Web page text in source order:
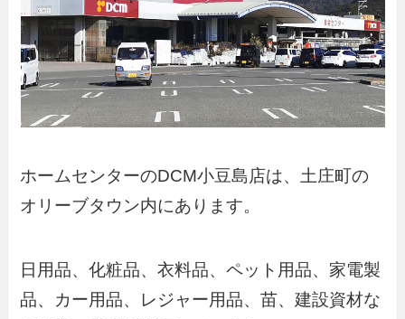
ホームセンターのDCM小豆島店は、土庄町の
オリーブタウン内にあります。
日用品、化粧品、衣料品、ペット用品、家電製
品、カー用品、レジャー用品、苗、建設資材な